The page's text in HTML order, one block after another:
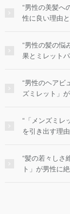
“男性の美髪へ
性に良い理由
“男性の髪の悩
果とミレット
“男性のヘアビ
ズミレット」
“「メンズミレ
を引き出す理由
“髪の若々しさ
ト」が男性に